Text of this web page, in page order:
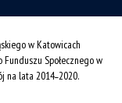
w Katowicach
Społecznego w
na lata 2014˗2020.